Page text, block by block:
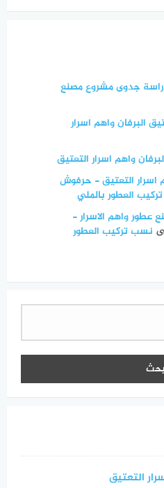
جدوى مشروع مصنع
البرفان واهم اسرار
واهم اسرار التعتيق
اسرار التعتيق - حرفوش
العطور بالملي
واهم الاسرار -
نسب تركيب العطور
التعتيق